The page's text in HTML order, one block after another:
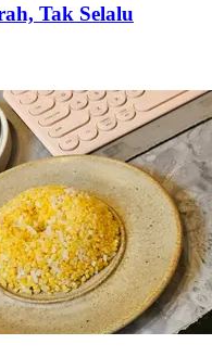
Tak Selalu